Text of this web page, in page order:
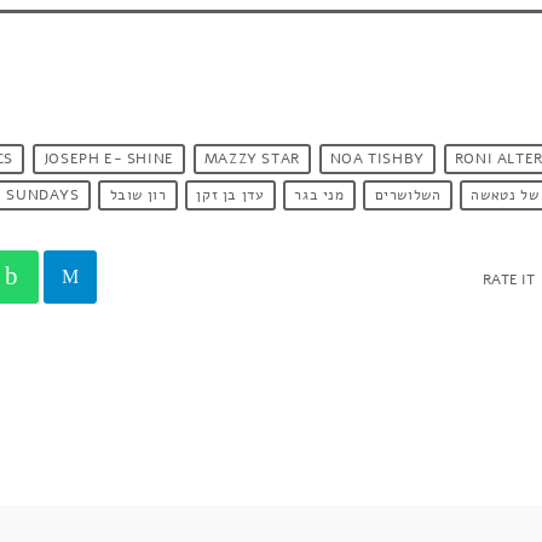
JOSEPH E- SHINE MAZZY STAR NOA TISHBY
RONI ALTER
SUNDAYS של נטאשה השלושרים מני בגר עדן בן זקן רון שובל
RATE IT